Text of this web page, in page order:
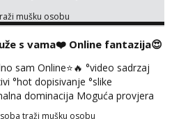
mušku osobu
s vama❤️ Online fantazija😍
sam Online⭐🔥 °video sadrzaj
°hot dopisivanje °slike
dominacija Moguća provjera
no ako se nakon toga ne
traži mušku osobu